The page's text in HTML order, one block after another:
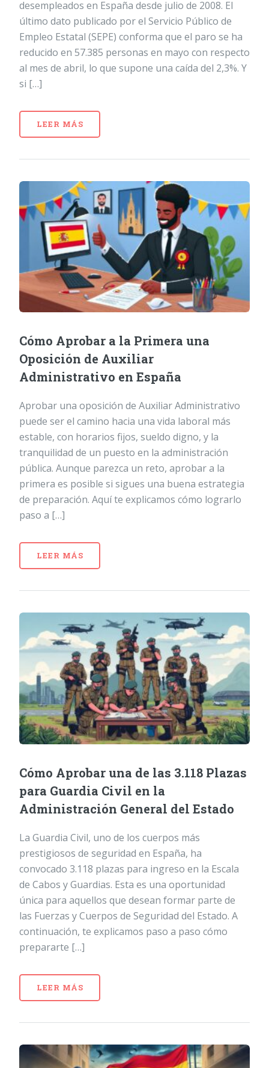
desempleados en España desde julio de 2008. El
último dato publicado por el Servicio Público de
Empleo Estatal (SEPE) conforma que el paro se ha
reducido en 57.385 personas en mayo con respecto
al mes de abril, lo que supone una caída del 2,3%. Y
si […]
LEER MÁS
Cómo Aprobar a la Primera una
Oposición de Auxiliar
Administrativo en España
Aprobar una oposición de Auxiliar Administrativo
puede ser el camino hacia una vida laboral más
estable, con horarios fijos, sueldo digno, y la
tranquilidad de un puesto en la administración
pública. Aunque parezca un reto, aprobar a la
primera es posible si sigues una buena estrategia
de preparación. Aquí te explicamos cómo lograrlo
paso a […]
LEER MÁS
Cómo Aprobar una de las 3.118 Plazas
para Guardia Civil en la
Administración General del Estado
La Guardia Civil, uno de los cuerpos más
prestigiosos de seguridad en España, ha
convocado 3.118 plazas para ingreso en la Escala
de Cabos y Guardias. Esta es una oportunidad
única para aquellos que desean formar parte de
las Fuerzas y Cuerpos de Seguridad del Estado. A
continuación, te explicamos paso a paso cómo
prepararte […]
LEER MÁS